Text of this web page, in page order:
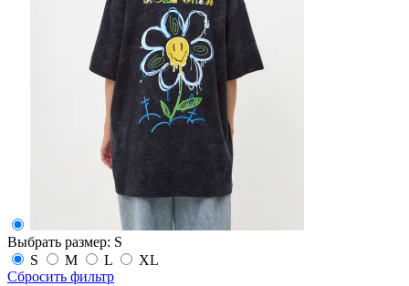
Выбрать размер: S
S
M L
XL
Сбросить фильтр